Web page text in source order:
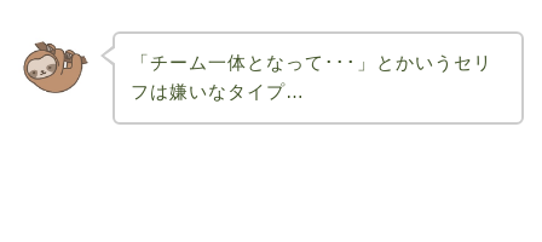
「チーム一体となって･･･」とかいうセリ
フは嫌いなタイプ…